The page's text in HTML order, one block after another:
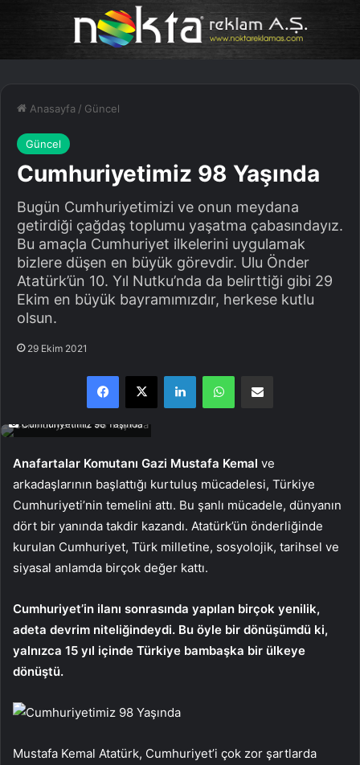
Anasayfa / Güncel
Güncel
Cumhuriyetimiz 98 Yaşında
Bugün Cumhuriyetimizi ve onun meydana
getirdiği çağdaş toplumu yaşatma çabasındayız.
Bu amaçla Cumhuriyet ilkelerini uygulamak
bizlere düşen en büyük görevdir. Ulu Önder
Atatürk’ün 10. Yıl Nutku’nda da belirttiği gibi 29
Ekim en büyük bayramımızdır, herkese kutlu
olsun.
29 Ekim 2021
Cumhuriyetimiz 98 Yaşında
Anafartalar Komutanı Gazi Mustafa Kemal ve
arkadaşlarının başlattığı kurtuluş mücadelesi, Türkiye
Cumhuriyeti’nin temelini attı. Bu şanlı mücadele, dünyanın
dört bir yanında takdir kazandı. Atatürk’ün önderliğinde
kurulan Cumhuriyet, Türk milletine, sosyolojik, tarihsel ve
siyasal anlamda birçok değer kattı.
Cumhuriyet’in ilanı sonrasında yapılan birçok yenilik,
adeta devrim niteliğindeydi. Bu öyle bir dönüşümdü ki,
yalnızca 15 yıl içinde Türkiye bambaşka bir ülkeye
dönüştü.
Mustafa Kemal Atatürk, Cumhuriyet’i çok zor şartlarda